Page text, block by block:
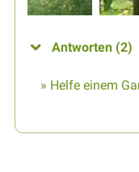
Antworten (2)
» Helfe einem